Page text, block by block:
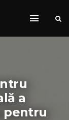
a
pentru